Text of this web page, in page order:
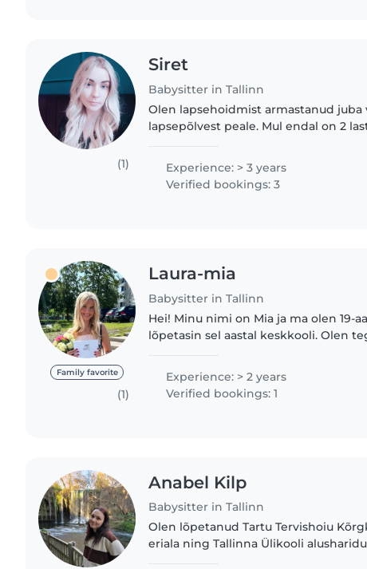
(1)
Siret
Babysitter in Tallinn
Olen lapsehoidmist armastanud juba
lapsepõlvest peale. Mul endal on 2
neid õppetöös ja muudes..
Experience: > 3 years
Verified bookings: 3
Family favorite
(1)
Laura-mia
Babysitter in Tallinn
Hei! Minu nimi on Mia ja ma olen 19-
lõpetasin sel aastal keskkooli. Olen
Experience: > 2 years
Verified bookings: 1
Anabel Kilp
Babysitter in Tallinn
Olen lõpetanud Tartu Tervishoiu
eriala ning Tallinna Ülikooli